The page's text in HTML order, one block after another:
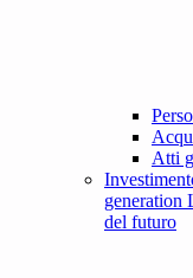
Atti
generation
del futuro